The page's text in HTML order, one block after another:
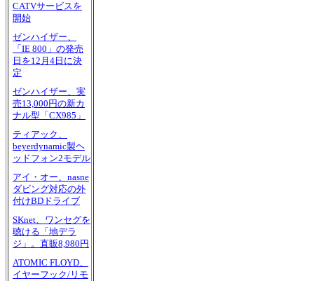
CATVサービスを
開始
ゼンハイザー、
「IE 800」の発売
日を12月4日に決
定
ゼンハイザー、実
売13,000円の新カ
ナル型「CX985」
ティアック、
beyerdynamic製ヘ
ッドフォン2モデル
アイ・オー、nasne
ダビング対応の外
付けBDドライブ
SKnet、ワンセグを
聴ける「地デラ
ジ」。直販8,980円
ATOMIC FLOYD、
イヤーフック/リモ